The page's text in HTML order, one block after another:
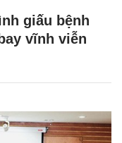
giấu bệnh
vĩnh viễn